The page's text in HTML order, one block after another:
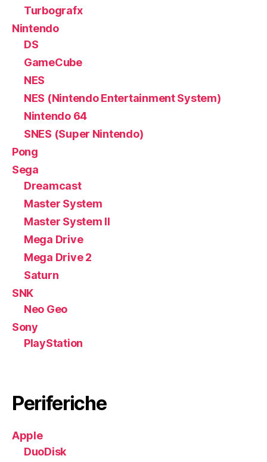
Turbografx
Nintendo
DS
GameCube
NES
NES (Nintendo Entertainment System)
Nintendo 64
SNES (Super Nintendo)
Pong
Sega
Dreamcast
Master System
Master System II
Mega Drive
Mega Drive 2
Saturn
SNK
Neo Geo
Sony
PlayStation
Periferiche
Apple
DuoDisk